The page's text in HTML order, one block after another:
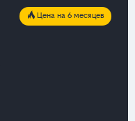
Цена на 6 месяцев